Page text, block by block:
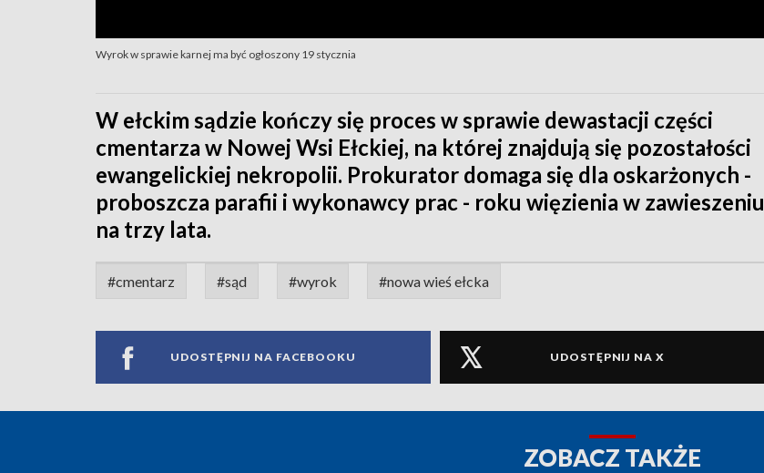
Wyrok w sprawie karnej ma być ogłoszony 19 stycznia
W ełckim sądzie kończy się proces w sprawie dewastacji części
cmentarza w Nowej Wsi Ełckiej, na której znajdują się pozostałości
ewangelickiej nekropolii. Prokurator domaga się dla oskarżonych -
proboszcza parafii i wykonawcy prac - roku więzienia w zawieszeniu
na trzy lata.
#cmentarz #sąd #wyrok #nowa wieś ełcka
UDOSTĘPNIJ NA FACEBOOKU UDOSTĘPNIJ NA X
ZOBACZ TAKŻE